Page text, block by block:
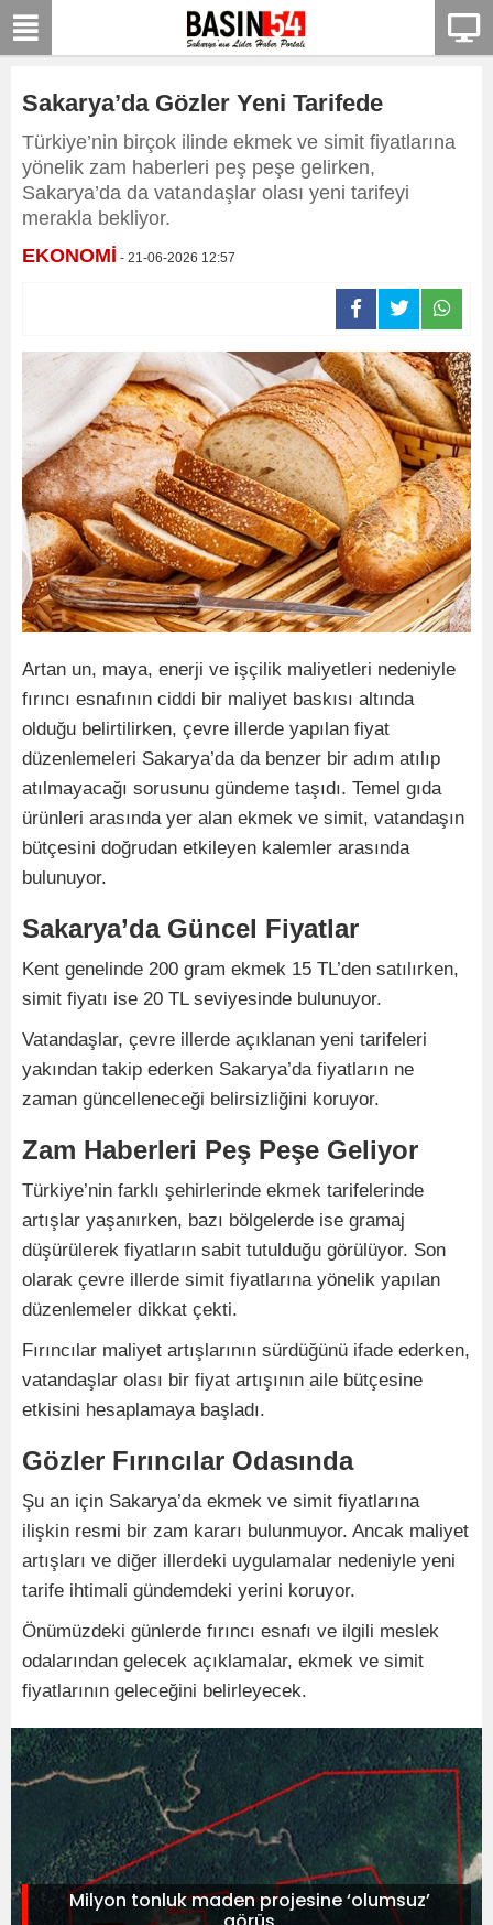
Sakarya’da Gözler Yeni Tarifede
Türkiye’nin birçok ilinde ekmek ve simit fiyatlarına
yönelik zam haberleri peş peşe gelirken,
Sakarya’da da vatandaşlar olası yeni tarifeyi
merakla bekliyor.
EKONOMİ - 21-06-2026 12:57
Artan un, maya, enerji ve işçilik maliyetleri nedeniyle
fırıncı esnafının ciddi bir maliyet baskısı altında
olduğu belirtilirken, çevre illerde yapılan fiyat
düzenlemeleri Sakarya’da da benzer bir adım atılıp
atılmayacağı sorusunu gündeme taşıdı. Temel gıda
ürünleri arasında yer alan ekmek ve simit, vatandaşın
bütçesini doğrudan etkileyen kalemler arasında
bulunuyor.
Sakarya’da Güncel Fiyatlar
Kent genelinde 200 gram ekmek 15 TL’den satılırken,
simit fiyatı ise 20 TL seviyesinde bulunuyor.
Vatandaşlar, çevre illerde açıklanan yeni tarifeleri
yakından takip ederken Sakarya’da fiyatların ne
zaman güncelleneceği belirsizliğini koruyor.
Zam Haberleri Peş Peşe Geliyor
Türkiye’nin farklı şehirlerinde ekmek tarifelerinde
artışlar yaşanırken, bazı bölgelerde ise gramaj
düşürülerek fiyatların sabit tutulduğu görülüyor. Son
olarak çevre illerde simit fiyatlarına yönelik yapılan
düzenlemeler dikkat çekti.
Fırıncılar maliyet artışlarının sürdüğünü ifade ederken,
vatandaşlar olası bir fiyat artışının aile bütçesine
etkisini hesaplamaya başladı.
Gözler Fırıncılar Odasında
Şu an için Sakarya’da ekmek ve simit fiyatlarına
ilişkin resmi bir zam kararı bulunmuyor. Ancak maliyet
artışları ve diğer illerdeki uygulamalar nedeniyle yeni
tarife ihtimali gündemdeki yerini koruyor.
Önümüzdeki günlerde fırıncı esnafı ve ilgili meslek
odalarından gelecek açıklamalar, ekmek ve simit
fiyatlarının geleceğini belirleyecek.
Milyon tonluk maden projesine ‘olumsuz’